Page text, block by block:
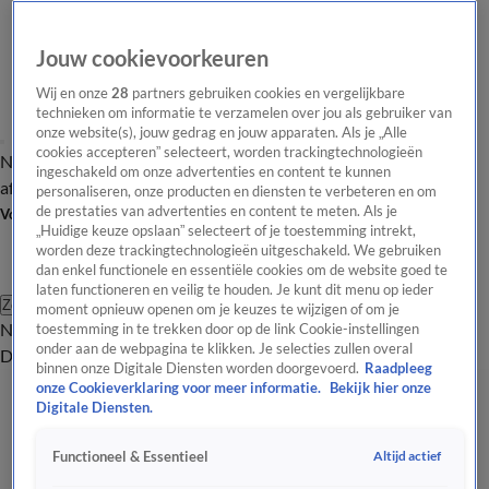
Nieuws van de DagOpinie van de Dag Onze categorieën Laatste
afleveringVideo's Nieuws van de Dag Podcast
Volg Nieuws van de Dag
Zoeken
Nieuws van de DagOpinie van de
Dag
Video'sUitzendingen PodcastPanelContact
Alle Verkeer Artikelen
Sluiten Merwedebrug zorgt voor grote ergernis bij vrachtwagenchauffeurs
Je auto te lang aan de laadpaal laten staan kan in buitenland duur uitvallen
Jouw cookievoorkeuren
Wij en onze28 partners gebruiken cookies en vergelijkbare
technieken om informatie te verzamelen over jou als gebruiker van
onze website(s), jouw gedrag en jouw apparaten. Als je „Alle
cookies accepteren” selecteert, worden trackingtechnologieën
ingeschakeld om onze advertenties en content te kunnen
personaliseren, onze producten en diensten te verbeteren en om
de prestaties van advertenties en content te meten. Als je
„Huidige keuze opslaan” selecteert of je toestemming intrekt,
worden deze trackingtechnologieën uitgeschakeld. We gebruiken
dan enkel functionele en essentiële cookies om de website goed te
laten functioneren en veilig te houden. Je kunt dit menu op ieder
moment opnieuw openen om je keuzes te wijzigen of om je
toestemming in te trekken door op de link Cookie-instellingen
onder aan de webpagina te klikken. Je selecties zullen overal
binnen onze Digitale Diensten worden doorgevoerd. Raadpleeg
onze Cookieverklaring voor meer informatie.
Bekijk hier onze
Digitale Diensten.
Functioneel & Essentieel Altijd actief